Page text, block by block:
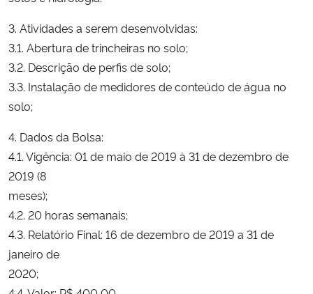
Controladoria-Geral da União
Ministério da Mulher, da Família e dos Direitos Humanos
Secretaria-Geral
Gabinete de Segurança Institucional
Advocacia-Geral da União
Banco Central do Brasil
Planalto
3. Atividades a serem desenvolvidas:
3.1. Abertura de trincheiras no solo;
3.2. Descrição de perfis de solo;
3.3. Instalação de medidores de conteúdo de água no
solo;
4. Dados da Bolsa:
4.1. Vigência: 01 de maio de 2019 à 31 de dezembro de
2019 (8
meses);
4.2. 20 horas semanais;
4.3. Relatório Final: 16 de dezembro de 2019 a 31 de
janeiro de
2020;